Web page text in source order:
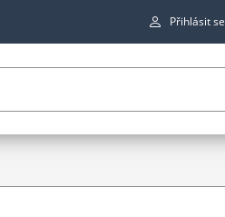
Přihlásit se